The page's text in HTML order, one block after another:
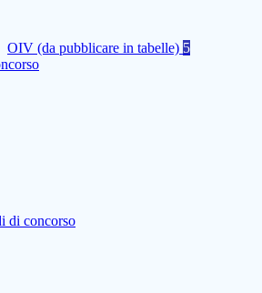
OIV (da pubblicare in tabelle) 5
di concorso